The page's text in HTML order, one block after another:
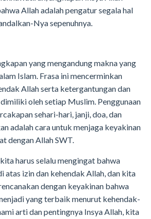
Allah adalah pengatur segala hal
Nya sepenuhnya.
yang mengandung makna yang
Islam. Frasa ini mencerminkan
Allah serta ketergantungan dan
oleh setiap Muslim. Penggunaan
sehari-hari, janji, doa, dan
adalah cara untuk menjaga keyakinan
dengan Allah SWT.
harus selalu mengingat bahwa
atas izin dan kehendak Allah, dan kita
dengan keyakinan bahwa
yang terbaik menurut kehendak-
arti dan pentingnya Insya Allah, kita